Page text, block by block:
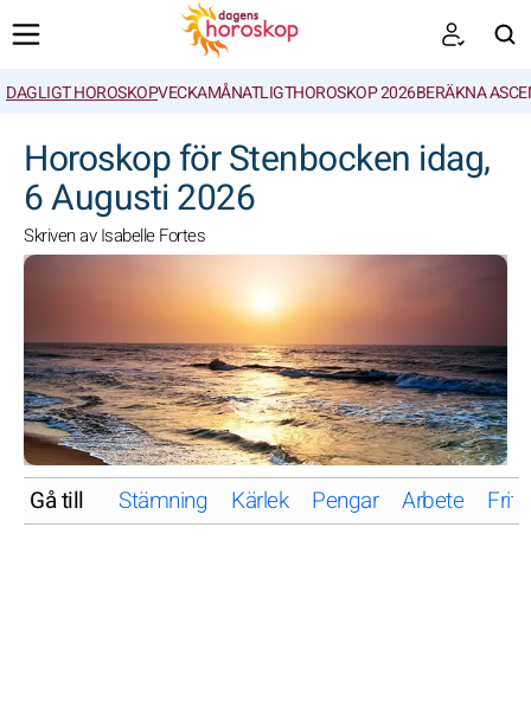
DAGLIGT HOROSKOPVECKAMÅNATLIGTHOROSKOP 2026BERÄKNA
Horoskop för Stenbocken idag,
6 Augusti 2026
Skriven av Isabelle Fortes
Gå till Stämning Kärlek Pengar Arbete